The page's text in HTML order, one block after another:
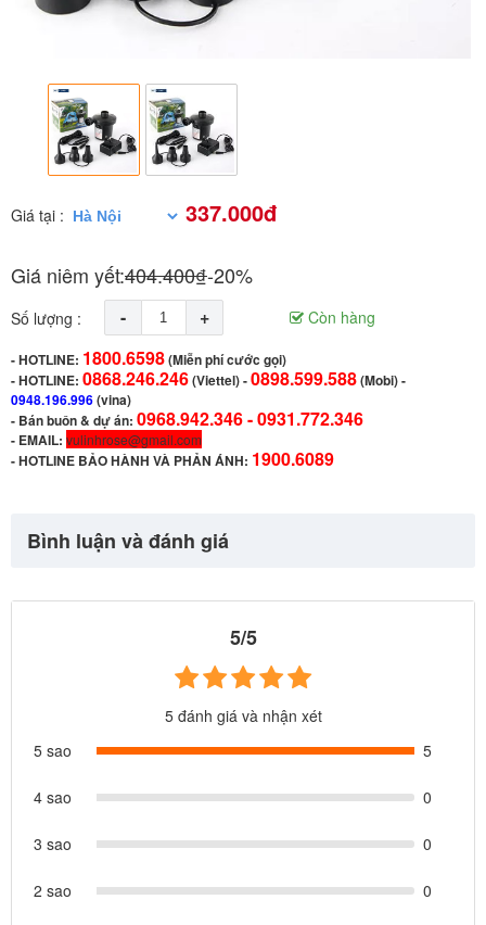
Giá tại : 337.000đ
Giá niêm yết:404.400₫-20%
Số lượng : - + Còn hàng
-HOTLINE: 1800.6598(Miễn phí cước gọi)
- HOTLINE: 0868.246.246(Viettel)-0898.599.588(Mobi) -
0948.196.996(vina)
- Bán buôn & dự án: 0968.942.346 -0931.772.346
- EMAIL: vulinhrose@gmail.com
-HOTLINE BẢO HÀNH VÀ PHẢN ÁNH: 1900.6089
Bình luận và đánh giá
5/5
5 đánh giá và nhận xét
5 sao
5
4 sao 0
3 sao 0
2 sao 0